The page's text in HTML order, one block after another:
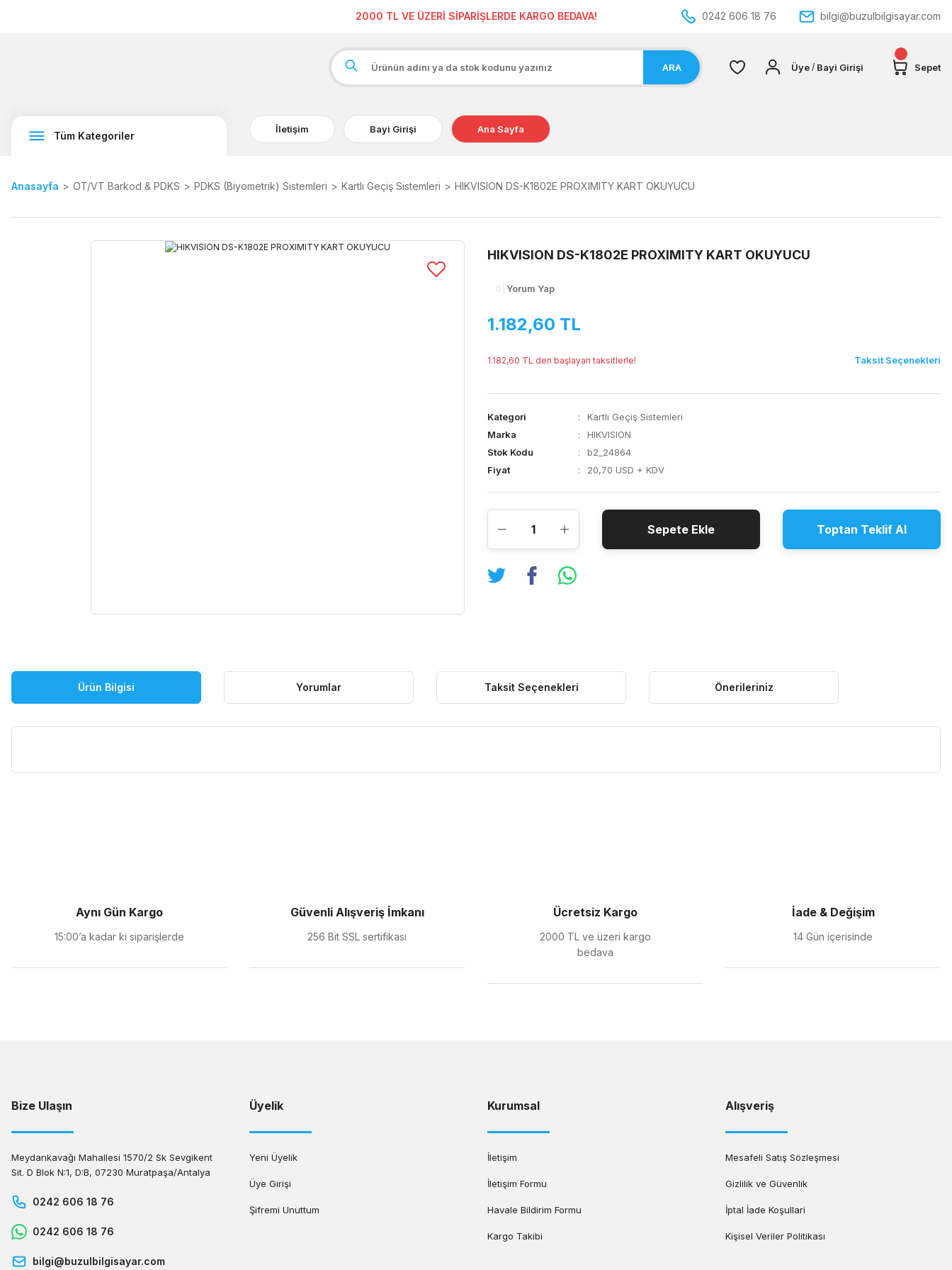
2000 TL VE ÜZERİ SİPARİŞLERDE KARGO BEDAVA! 0242 606 18 76 bilgi@buzulbilgisayar.com
ARA Üye / Bayi Girişi Sepet
Tüm Kategoriler
İletişim Bayi Girişi Ana Sayfa
Anasayfa OT/VT Barkod & PDKS PDKS (Biyometrik) Sistemleri Kartlı Geçiş Sistemleri HIKVISION DS-K1802E PROXIMITY KART OKUYUCU
HIKVISION DS-K1802E PROXIMITY KART OKUYUCU
0 Yorum Yap
1.182,60 TL
1.182,60 TL den başlayan taksitlerle! Taksit Seçenekleri
Kategori
Kartlı Geçiş Sistemleri
Marka
HIKVISION
Stok Kodu
b2_24864
Fiyat
20,70 USD + KDV
Sepete Ekle Toptan Teklif Al
Ürün Bilgisi Yorumlar Taksit Seçenekleri Önerileriniz
Ürün fiyatı diğer sitelerden daha pahalı.
Bu ürüne benzer farklı alternatifler olmalı.
Aynı Gün Kargo
15:00’a kadar ki siparişlerde
Güvenli Alışveriş İmkanı
256 Bit SSL sertifikası
Ücretsiz Kargo
2000 TL ve üzeri kargo
bedava
İade & Değişim
14 Gün içerisinde
Bize Ulaşın
Meydankavağı Mahallesi 1570/2 Sk Sevgikent
Sit. D Blok N:1, D:B, 07230 Muratpaşa/Antalya
0242 606 18 76
0242 606 18 76
bilgi@buzulbilgisayar.com
Üyelik
Yeni Üyelik
Üye Girişi
Şifremi Unuttum
Kurumsal
İletişim
İletişim Formu
Havale Bildirim Formu
Kargo Takibi
Alışveriş
Mesafeli Satış Sözleşmesi
Gizlilik ve Güvenlik
İptal İade Koşullari
Kişisel Veriler Politikası